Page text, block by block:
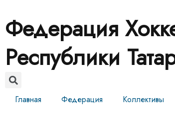
Федерация
Республики
Главная Федерация Коллективы